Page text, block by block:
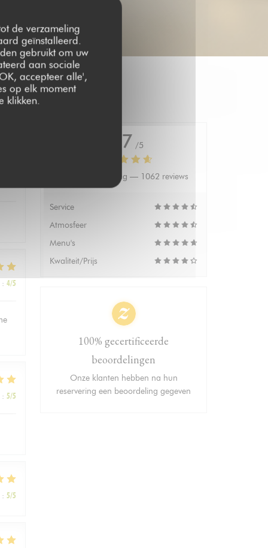
de verzameling
geïnstalleerd.
gebruikt om uw
aan sociale
accepteer alle',
op elk moment
klikken.
: 4/5
: 5/5
: 5/5
4.7 /5
Gemiddelde rating — 1062 reviews
Service
Atmosfeer
Menu's
Kwaliteit/Prijs
100% gecertificeerde
beoordelingen
Onze klanten hebben na hun
reservering een beoordeling gegeven